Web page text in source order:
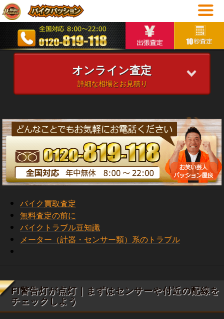
オンライン査定
詳細な相場とお見積り
バイク買取査定
無料査定の前に
バイクトラブル豆知識
メーター（計器・センサー類）系のトラブル
FI警告灯が点灯｜まずはセンサーや付近の配線を
チェックしよう